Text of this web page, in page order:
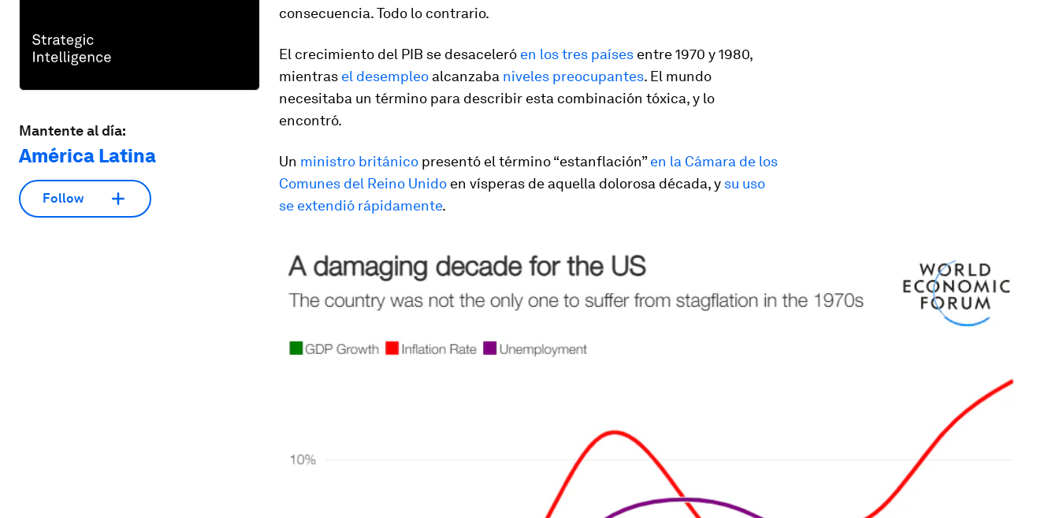
Mantente al día:
América Latina
Follow
consecuencia. Todo lo contrario.
El crecimiento del PIB se desaceleró en los tres países entre 1970 y 1980,
mientras el desempleo alcanzaba niveles preocupantes. El mundo
necesitaba un término para describir esta combinación tóxica, y lo
encontró.
Un ministro británico presentó el término “estanflación”en la Cámara de los
Comunes del Reino Unido en vísperas de aquella dolorosa década, y su uso
se extendió rápidamente.